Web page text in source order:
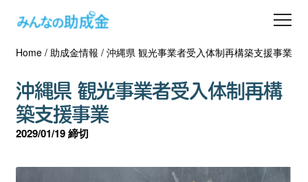
助成金を探す
士業の方へ
助成金コラム
Home/ 助成金情報 / 沖縄県 観光事業者受入体制再構築支援事業
沖縄県 観光事業者受入体制再構
築支援事業
2029/01/19 締切